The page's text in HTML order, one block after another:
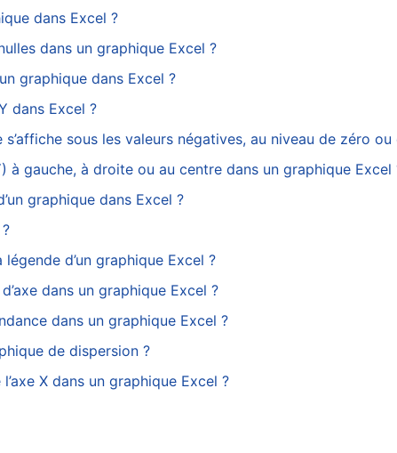
dans Excel ?
dans un graphique Excel ?
graphique dans Excel ?
dans Excel ?
s’affiche sous les valeurs négatives, au niveau de zéro
à gauche, à droite ou au centre dans un graphique Excel
graphique dans Excel ?
d’un graphique Excel ?
dans un graphique Excel ?
dans un graphique Excel ?
de dispersion ?
X dans un graphique Excel ?